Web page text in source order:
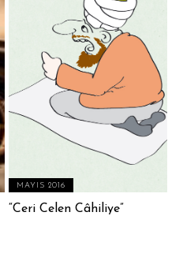
MAYIS 2016
“Ceri Celen Câhiliye”